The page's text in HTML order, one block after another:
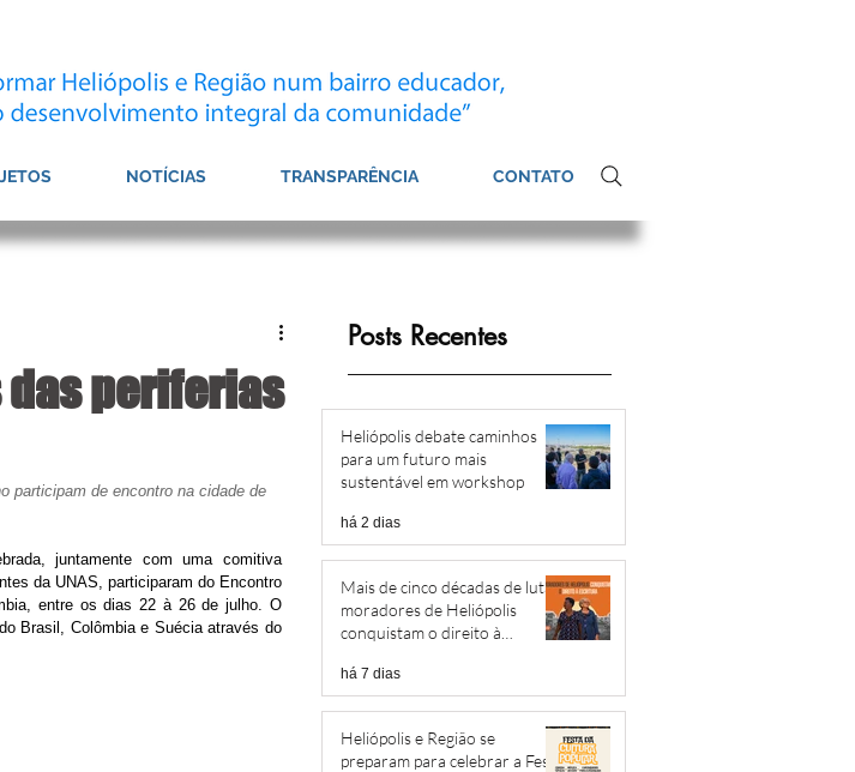
NOTÍCIAS TRANSPARÊNCIA CONTATO
das periferias
participam de encontro na cidade de
juntamente com uma comitiva
da UNAS, participaram do Encontro
entre os dias 22 à 26 de julho. O
Brasil, Colômbia e Suécia através do
Posts Recentes
Heliópolis debate caminhos
para um futuro mais
sustentável em workshop
há 2 dias
Mais de cinco décadas de luta:
moradores de Heliópolis
conquistam o direito à
há 7 dias
Heliópolis e Região se
preparam para celebrar a Festa